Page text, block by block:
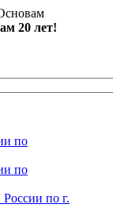
20 лет!
по
по
по г.